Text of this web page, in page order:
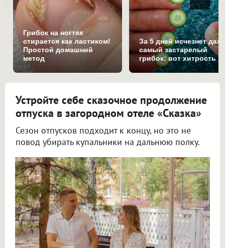
Грибок на ногтях
стирается как ластиком!
Простой домашний
метод
За 5 дней исчезнет
самый застарелый
грибок: вот хитрость
Устройте себе сказочное продолжение
отпуска в загородном отеле «Сказка»
Сезон отпусков подходит к концу, но это не
повод убирать купальники на дальнюю полку.